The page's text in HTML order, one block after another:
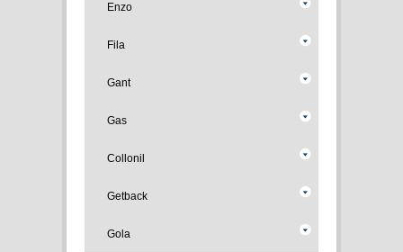
Enzo
Fila
Gant
Gas
Collonil
Getback
Gola